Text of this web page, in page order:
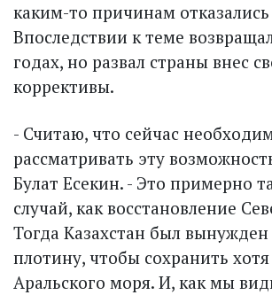
каким-то причинам отказались
Впоследствии к теме
годах, но развал страны внес
коррективы.
- Считаю, что сейчас
рассматривать эту
Булат Есекин. - Это примерно
случай, как восстановление
Тогда Казахстан был
плотину, чтобы сохранить
Аральского моря. И, как мы